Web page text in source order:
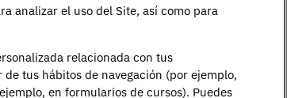
analizar el uso del Site, así como para
relacionada con tus
tus hábitos de navegación (por ejemplo,
en formularios de cursos). Puedes